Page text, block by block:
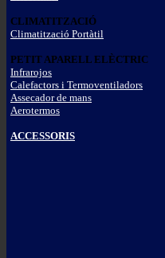
CLIMATITZACIÓ
Climatització Portàtil
PETIT APARELL ELÈCTRIC
Infrarojos
Calefactors i Termoventiladors
Assecador de mans
Aerotermos
ACCESSORIS